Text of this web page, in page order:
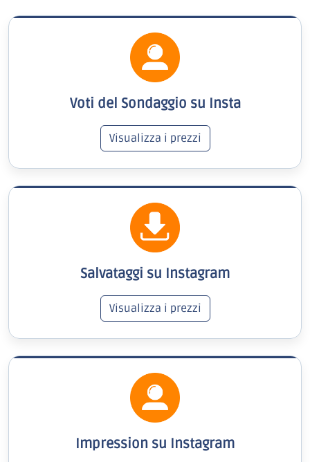
Voti del Sondaggio su Insta
Visualizza i prezzi
Salvataggi su Instagram
Visualizza i prezzi
Impression su Instagram